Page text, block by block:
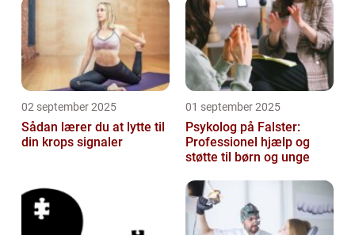
02 september 2025
Sådan lærer du at lytte til
din krops signaler
01 september 2025
Psykolog på Falster:
Professionel hjælp og
støtte til børn og unge